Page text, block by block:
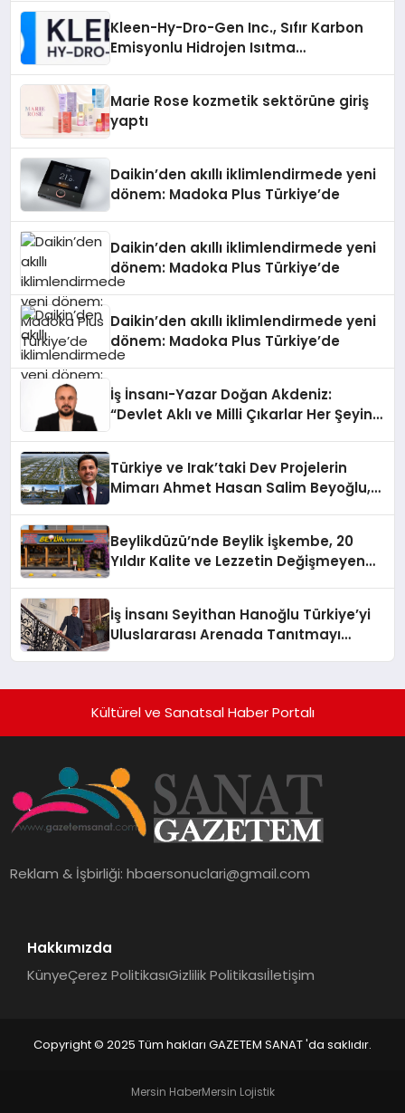
Kleen-Hy-Dro-Gen Inc., Sıfır Karbon
Emisyonlu Hidrojen Isıtma
Marie Rose kozmetik sektörüne giriş
yaptı
Daikin’den akıllı iklimlendirmede yeni
dönem: Madoka Plus Türkiye’de
Daikin’den akıllı iklimlendirmede yeni
dönem: Madoka Plus Türkiye’de
Daikin’den akıllı iklimlendirmede yeni
dönem: Madoka Plus Türkiye’de
İş İnsanı-Yazar Doğan Akdeniz:
“Devlet Aklı ve Milli Çıkarlar Her Şeyin
Türkiye ve Irak’taki Dev Projelerin
Mimarı Ahmet Hasan Salim Beyoğlu,
Hayata Geçirecek
Beylikdüzü’nde Beylik İşkembe, 20
Yıldır Kalite ve Lezzetin Değişmeyen
İş İnsanı Seyithan Hanoğlu Türkiye’yi
Uluslararası Arenada Tanıtmayı
Kültürel ve Sanatsal Haber Portalı
Reklam & İşbirliği:hbaersonuclari@gmail.com
Hakkımızda
KünyeÇerez PolitikasıGizlilik Politikasıİletişim
Copyright © 2025 Tüm hakları GAZETEM SANAT 'da saklıdır.
Mersin HaberMersin Lojistik